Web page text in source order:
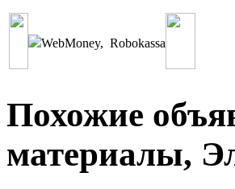
WebMoney, Robokassa
Похожие
материалы,